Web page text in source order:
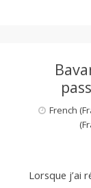
French
Lorsque j’ai